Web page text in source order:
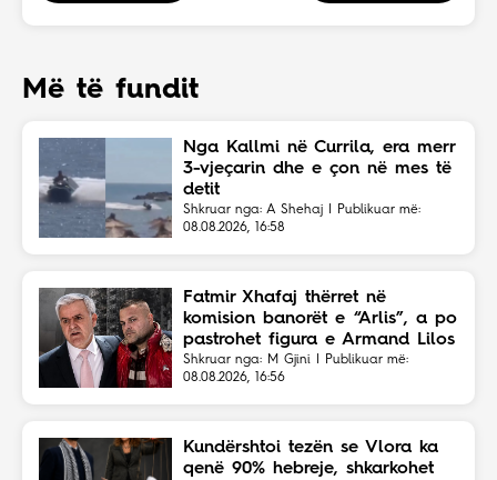
Më të fundit
Nga Kallmi në Currila, era merr
3-vjeçarin dhe e çon në mes të
detit
Shkruar nga: A Shehaj | Publikuar më:
08.08.2026, 16:58
Fatmir Xhafaj thërret në
komision banorët e “Arlis”, a po
pastrohet figura e Armand Lilos
për leje të reja?
Shkruar nga: M Gjini | Publikuar më:
08.08.2026, 16:56
Kundërshtoi tezën se Vlora ka
qenë 90% hebreje, shkarkohet